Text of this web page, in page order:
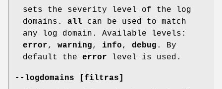
sets the severity level of the log
domains. all can be used to match
any log domain. Available levels:
error, warning, info, debug . By
default the error level is used.
--logdomains [filtras]